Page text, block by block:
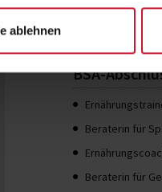
ablehnen
Erfolg.
BSA-
Beraterin für
Beraterin für